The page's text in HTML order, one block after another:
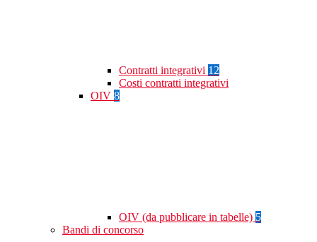
Contratti integrativi 12
Costi contratti integrativi
OIV 8
OIV (da pubblicare in tabelle) 5
Bandi di concorso